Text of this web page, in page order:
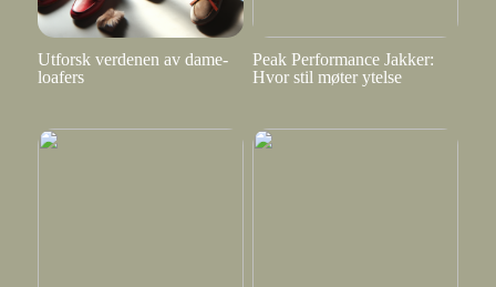
Utforsk verdenen av dame-
loafers
Peak Performance Jakker:
Hvor stil møter ytelse